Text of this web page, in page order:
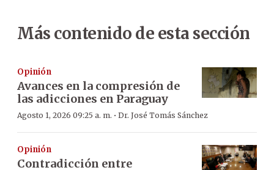
Más contenido de esta sección
Opinión
Avances en la compresión de
las adicciones en Paraguay
Agosto 1, 2026 09:25 a. m. · Dr. José Tomás Sánchez
Opinión
Contradicción entre